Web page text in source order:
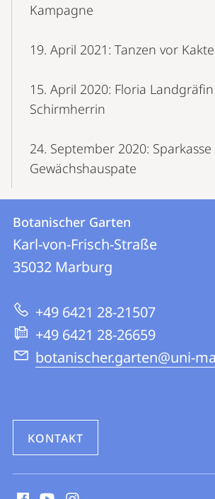
Kampagne
19. April 2021: Tanzen vor
15. April 2020: Floria
Schirmherrin
24. September 2020:
Gewächshauspate
Kontakt
und
Informationen
zur
Website
Kontaktinformationen
Botanischer
Garten
Botanischer Garten
Karl-von-Frisch-Straße
35032 Marburg
+49 6421 28-21507
+49 6421 28-26659
botanischer.garten@uni-
KONTAKT